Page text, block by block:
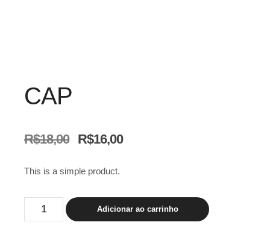
CAP
R$18,00
O
era:
R$16,00O
This is a simple product.
quantidade
Adicionar ao carrinho